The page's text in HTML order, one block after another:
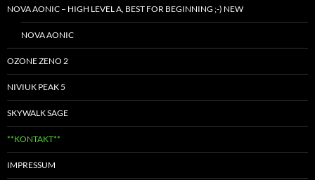
NOVA AONIC – HIGH LEVEL A, BEST FOR BEGINNING ;-) NEW
NOVA AONIC
OZONE ZENO 2
NIVIUK PEAK 5
SKYWALK SAGE
**KONTAKT**
IMPRESSUM